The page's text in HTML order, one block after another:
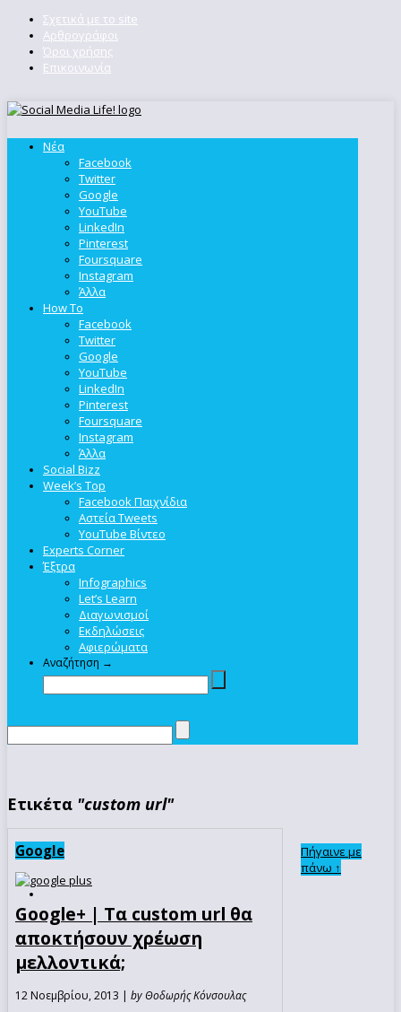
Σχετικά με το site
Αρθρογράφοι
Όροι χρήσης
Επικοινωνία
Νέα
Facebook
Twitter
Google
YouTube
LinkedIn
Pinterest
Foursquare
Instagram
Άλλα
How To
Facebook
Twitter
Google
YouTube
LinkedIn
Pinterest
Foursquare
Instagram
Άλλα
Social Bizz
Week’s Top
Facebook Παιχνίδια
Αστεία Tweets
YouTube Βίντεο
Experts Corner
Έξτρα
Infographics
Let’s Learn
Διαγωνισμοί
Εκδηλώσεις
Αφιερώματα
Αναζήτηση →
Ετικέτα "custom url"
Google
Google+ | Τα custom url θα
αποκτήσουν χρέωση
μελλοντικά;
12 Νοεμβρίου, 2013 | by Θοδωρής Κόνσουλας
Πήγαινε με
πάνω ↑